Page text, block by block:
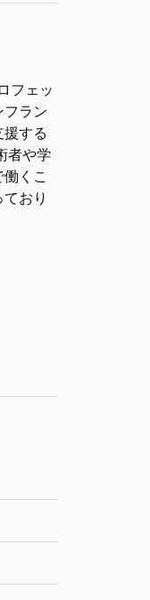
日本時
クをお送り
5444
した
ンジ
] AI
ワー
ミナ
フェッ
フラン
する
者や学
くこ
おり